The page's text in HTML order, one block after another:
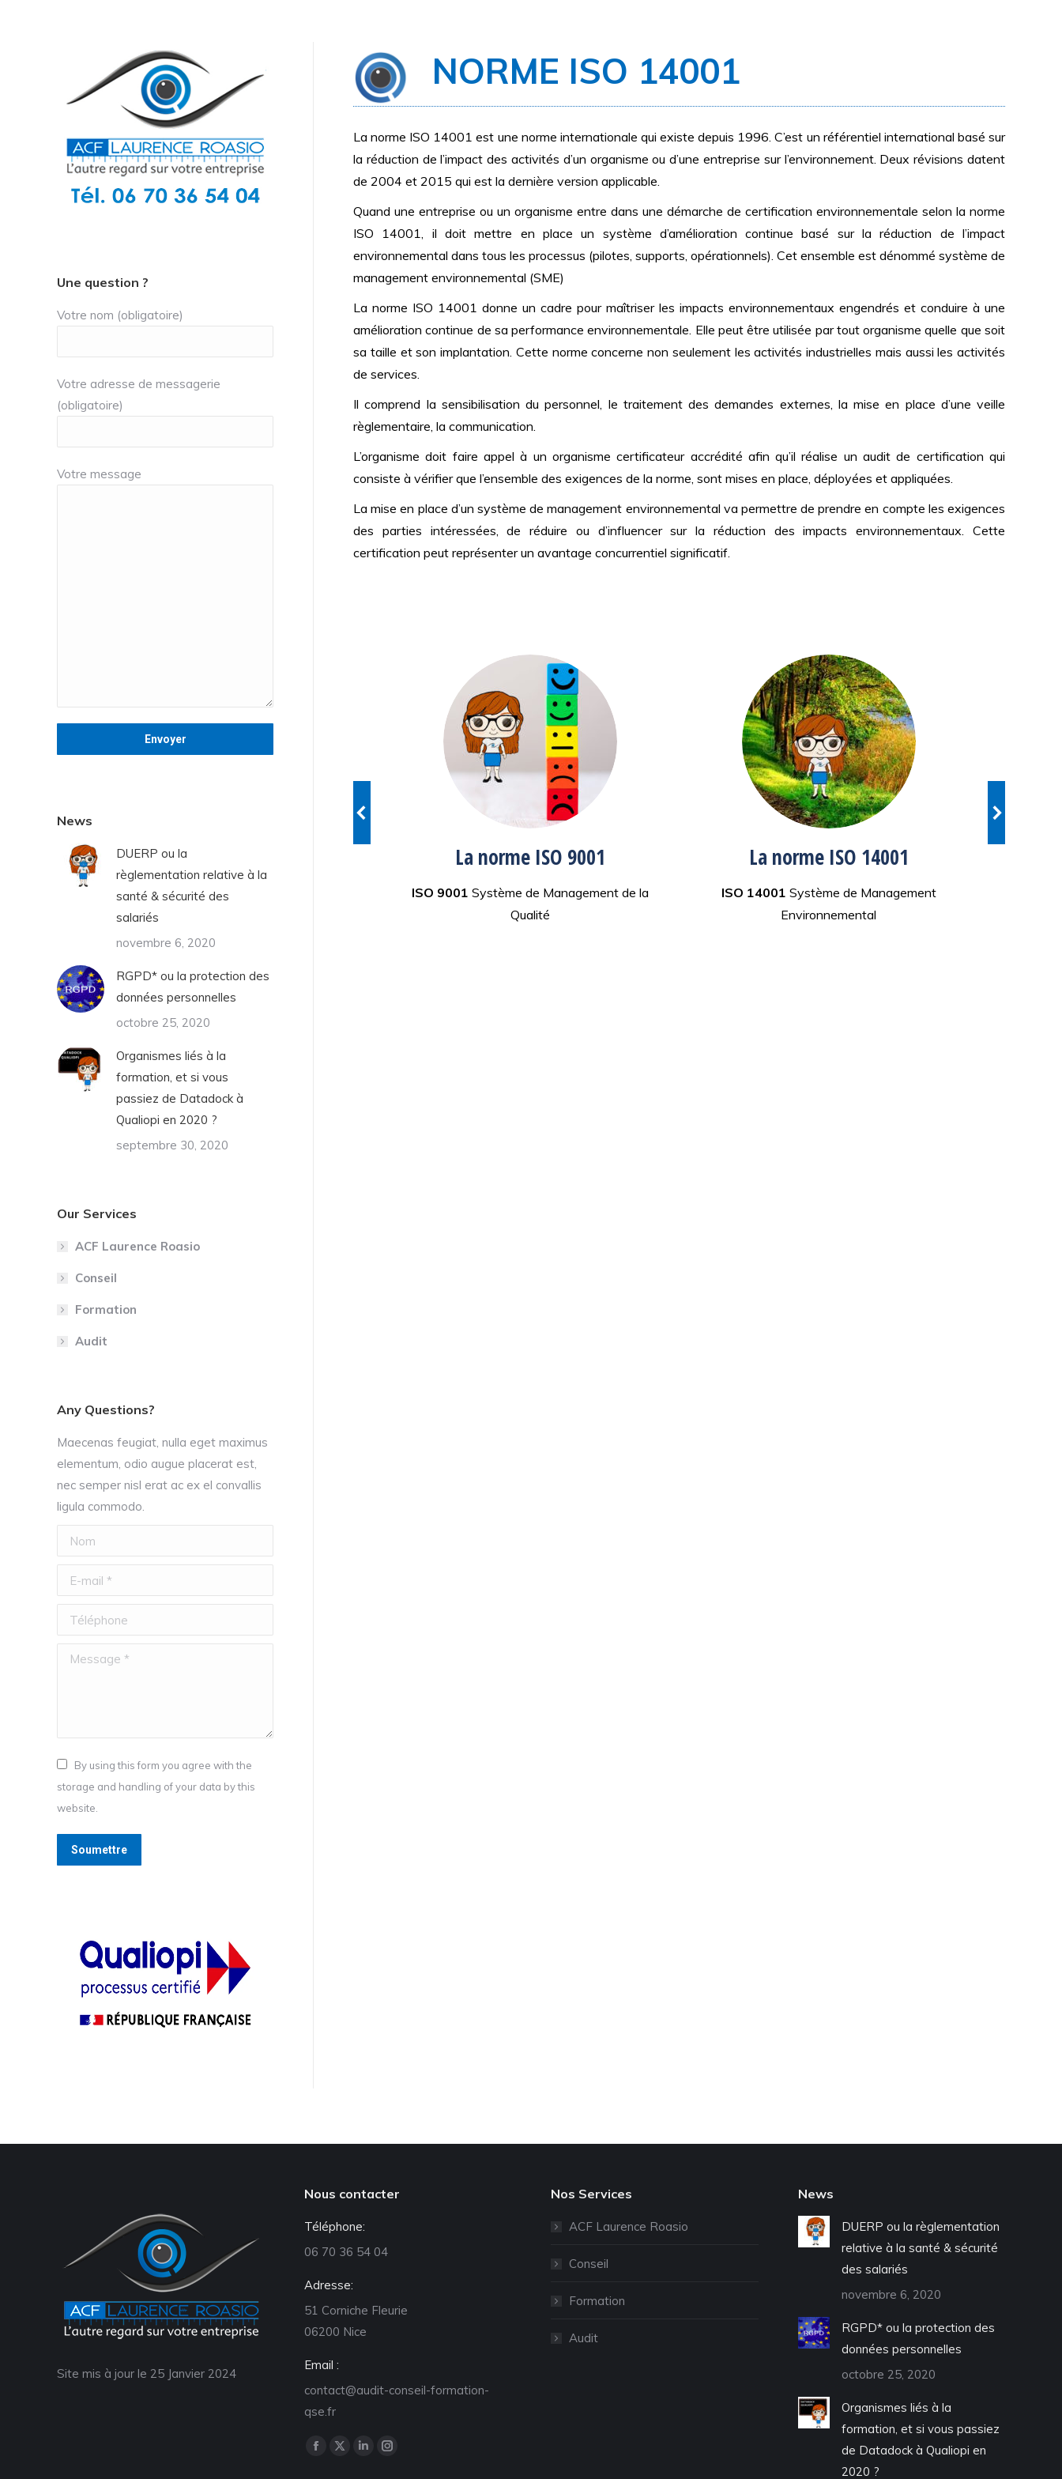
NORME ISO 14001
La norme ISO 14001 est une norme internationale qui existe depuis 1996. C’est un référentiel international basé sur
la réduction de l’impact des activités d’un organisme ou d’une entreprise sur l’environnement. Deux révisions datent
de 2004 et 2015 qui est la dernière version applicable.
Quand une entreprise ou un organisme entre dans une démarche de certification environnementale selon la norme
ISO 14001, il doit mettre en place un système d’amélioration continue basé sur la réduction de l’impact
environnemental dans tous les processus (pilotes, supports, opérationnels). Cet ensemble est dénommé système de
management environnemental (SME)
La norme ISO 14001 donne un cadre pour maîtriser les impacts environnementaux engendrés et conduire à une
amélioration continue de sa performance environnementale. Elle peut être utilisée par tout organisme quelle que soit
sa taille et son implantation. Cette norme concerne non seulement les activités industrielles mais aussi les activités
de services.
Il comprend la sensibilisation du personnel, le traitement des demandes externes, la mise en place d’une veille
règlementaire, la communication.
L’organisme doit faire appel à un organisme certificateur accrédité afin qu’il réalise un audit de certification qui
consiste à vérifier que l’ensemble des exigences de la norme, sont mises en place, déployées et appliquées.
La mise en place d’un système de management environnemental va permettre de prendre en compte les exigences
des parties intéressées, de réduire ou d’influencer sur la réduction des impacts environnementaux. Cette
certification peut représenter un avantage concurrentiel significatif.
La rédaction du Document Unique d’Evaluation
des Risques Professionnels (DUERP)
La norme ISO 9001
ISO 9001 Système de Management de la
Qualité
La norme ISO 14001
ISO 14001 Système de Management
Environnemental
Une question ?
Votre nom (obligatoire)
Votre adresse de messagerie
(obligatoire)
Votre message
News
DUERP ou la
règlementation relative à la
santé & sécurité des
salariés
novembre 6, 2020
RGPD* ou la protection des
données personnelles
octobre 25, 2020
Organismes liés à la
formation, et si vous
passiez de Datadock à
Qualiopi en 2020 ?
septembre 30, 2020
Our Services
ACF Laurence Roasio
Conseil
Formation
Audit
Any Questions?
Maecenas feugiat, nulla eget maximus
elementum, odio augue placerat est,
nec semper nisl erat ac ex el convallis
ligula commodo.
Nom
E-mail *
Téléphone
Message *
By using this form you agree with the
storage and handling of your data by this
website.
Soumettre
Site mis à jour le 25 Janvier 2024
Nous contacter
Téléphone:
06 70 36 54 04
Adresse:
51 Corniche Fleurie
06200 Nice
Email :
contact@audit-conseil-formation-
qse.fr
Retrouvez-nous sur :
La
La
La
La
Nos Services
ACF Laurence Roasio
Conseil
Formation
Audit
News
DUERP ou la règlementation
relative à la santé & sécurité
des salariés
novembre 6, 2020
RGPD* ou la protection des
données personnelles
octobre 25, 2020
Organismes liés à la
formation, et si vous passiez
de Datadock à Qualiopi en
2020 ?